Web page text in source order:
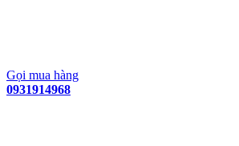
Gọi mua hàng
0931914968